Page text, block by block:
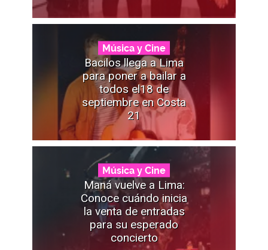
Música y Cine
Bacilos llega a Lima
para poner a bailar a
todos el18 de
septiembre en Costa
21
Música y Cine
Maná vuelve a Lima:
Conoce cuándo inicia
la venta de entradas
para su esperado
concierto